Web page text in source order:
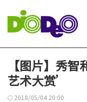
【图片】秀
艺术大赏’
2018/05/04 20:00